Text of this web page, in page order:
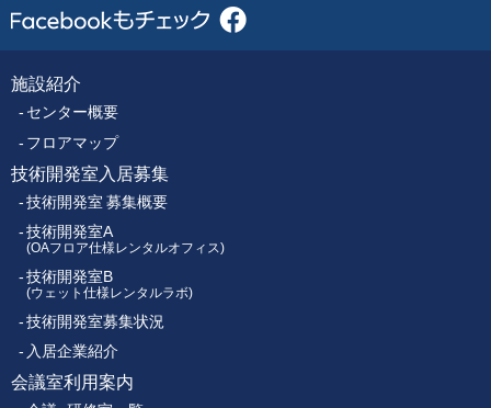
フ
ッ
タ
ー
メ
ニ
ュ
施設紹介
センター概要
フロアマップ
技術開発室入居募集
技術開発室 募集概要
技術開発室A
(OAフロア仕様レンタルオフィス)
技術開発室B
(ウェット仕様レンタルラボ)
技術開発室募集状況
入居企業紹介
会議室利用案内